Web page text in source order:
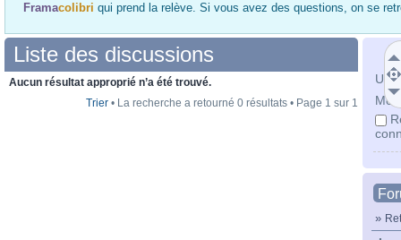
Framacolibri qui prend la relève. Si vous avez des questions, on se
Mot
»
Liste des discussions
Aucun résultat approprié n’a été trouvé.
Trier • La recherche a retourné 0 résultats • Page 1 sur 1